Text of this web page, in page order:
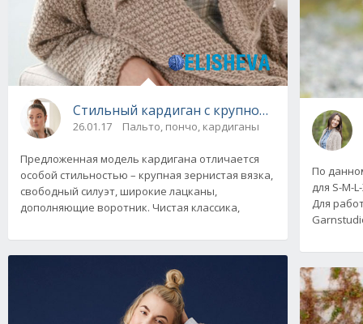
Стильный кардиган с крупной зернистой
26.01.17 Пальто, пончо, кардиганы
Предложенная модель кардигана отличается
особой стильностью – крупная зернистая вязка,
свободный силуэт, широкие лацканы,
дополняющие воротник. Чистая классика,
По
для S-M-
Для